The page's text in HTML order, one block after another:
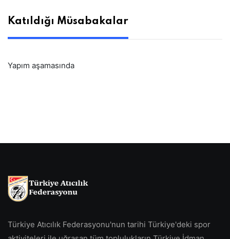
Katıldığı Müsabakalar
Yapım aşamasında
Türkiye Atıcılık Federasyonu'nun tarihi Türkiye'deki spor